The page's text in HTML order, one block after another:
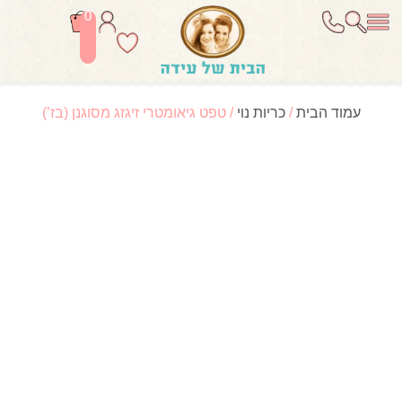
0
עמוד הבית/כריות נוי / טפט גיאומטרי זיגזג מסוגנן (בז’)